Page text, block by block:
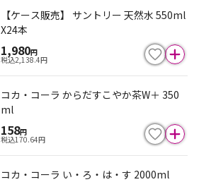
【ケース販売】 サントリー 天然水 550ml
X24本
1,980円
税込2,138.4円
コカ・コーラ からだすこやか茶W＋ 350
ml
158円
税込170.64円
コカ・コーラ い・ろ・は・す 2000ml